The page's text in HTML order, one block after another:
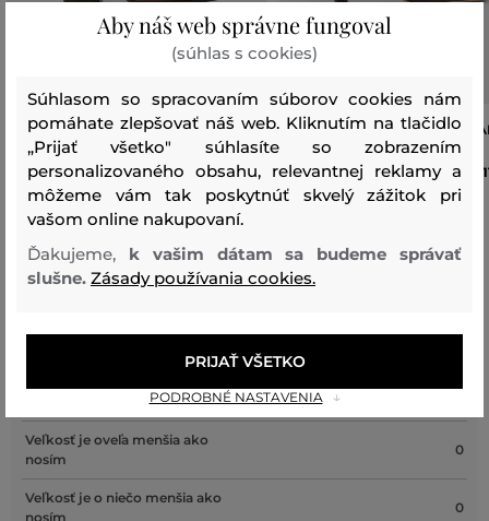
ČLENKOVÁ OBUV ALDO SHANIAH
149,90 €
Dostupné veľkosti:
37, 37,5, 38, 38,5 +2 ďalšie
ČLENKOVÁ OBUV ALDO
Dostupné veľkosti:
Recenzie
AKO SEDELA VYBRANÁ VEĽKOSŤ NAŠIM ZÁKAZNÍKOM
Veľkosť je oveľa menšia ako
nosím
0
Veľkosť je o niečo menšia ako
nosím
0
Aby náš web správne fungoval
(súhlas s cookies)
Súhlasom so spracovaním súborov cookies nám
pomáhate zlepšovať náš web. Kliknutím na tlačidlo
„Prijať všetko" súhlasíte so zobrazením
personalizovaného obsahu, relevantnej reklamy a
môžeme vám tak poskytnúť skvelý zážitok pri
vašom online nakupovaní.
Ďakujeme, k vašim dátam sa budeme správať
slušne. Zásady používania cookies.
PODROBNÉ NASTAVENIA
PRIJAŤ VŠETKO